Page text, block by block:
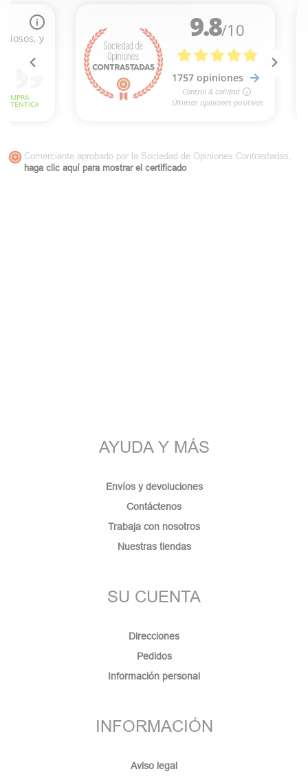
Comerciante aprobado por la Sociedad de Opiniones Contrastadas,
haga clic aquí para mostrar el certificado.
AYUDA Y MÁS
Envíos y devoluciones
Contáctenos
Trabaja con nosotros
Nuestras tiendas
SU CUENTA
Direcciones
Pedidos
Información personal
INFORMACIÓN
Aviso legal